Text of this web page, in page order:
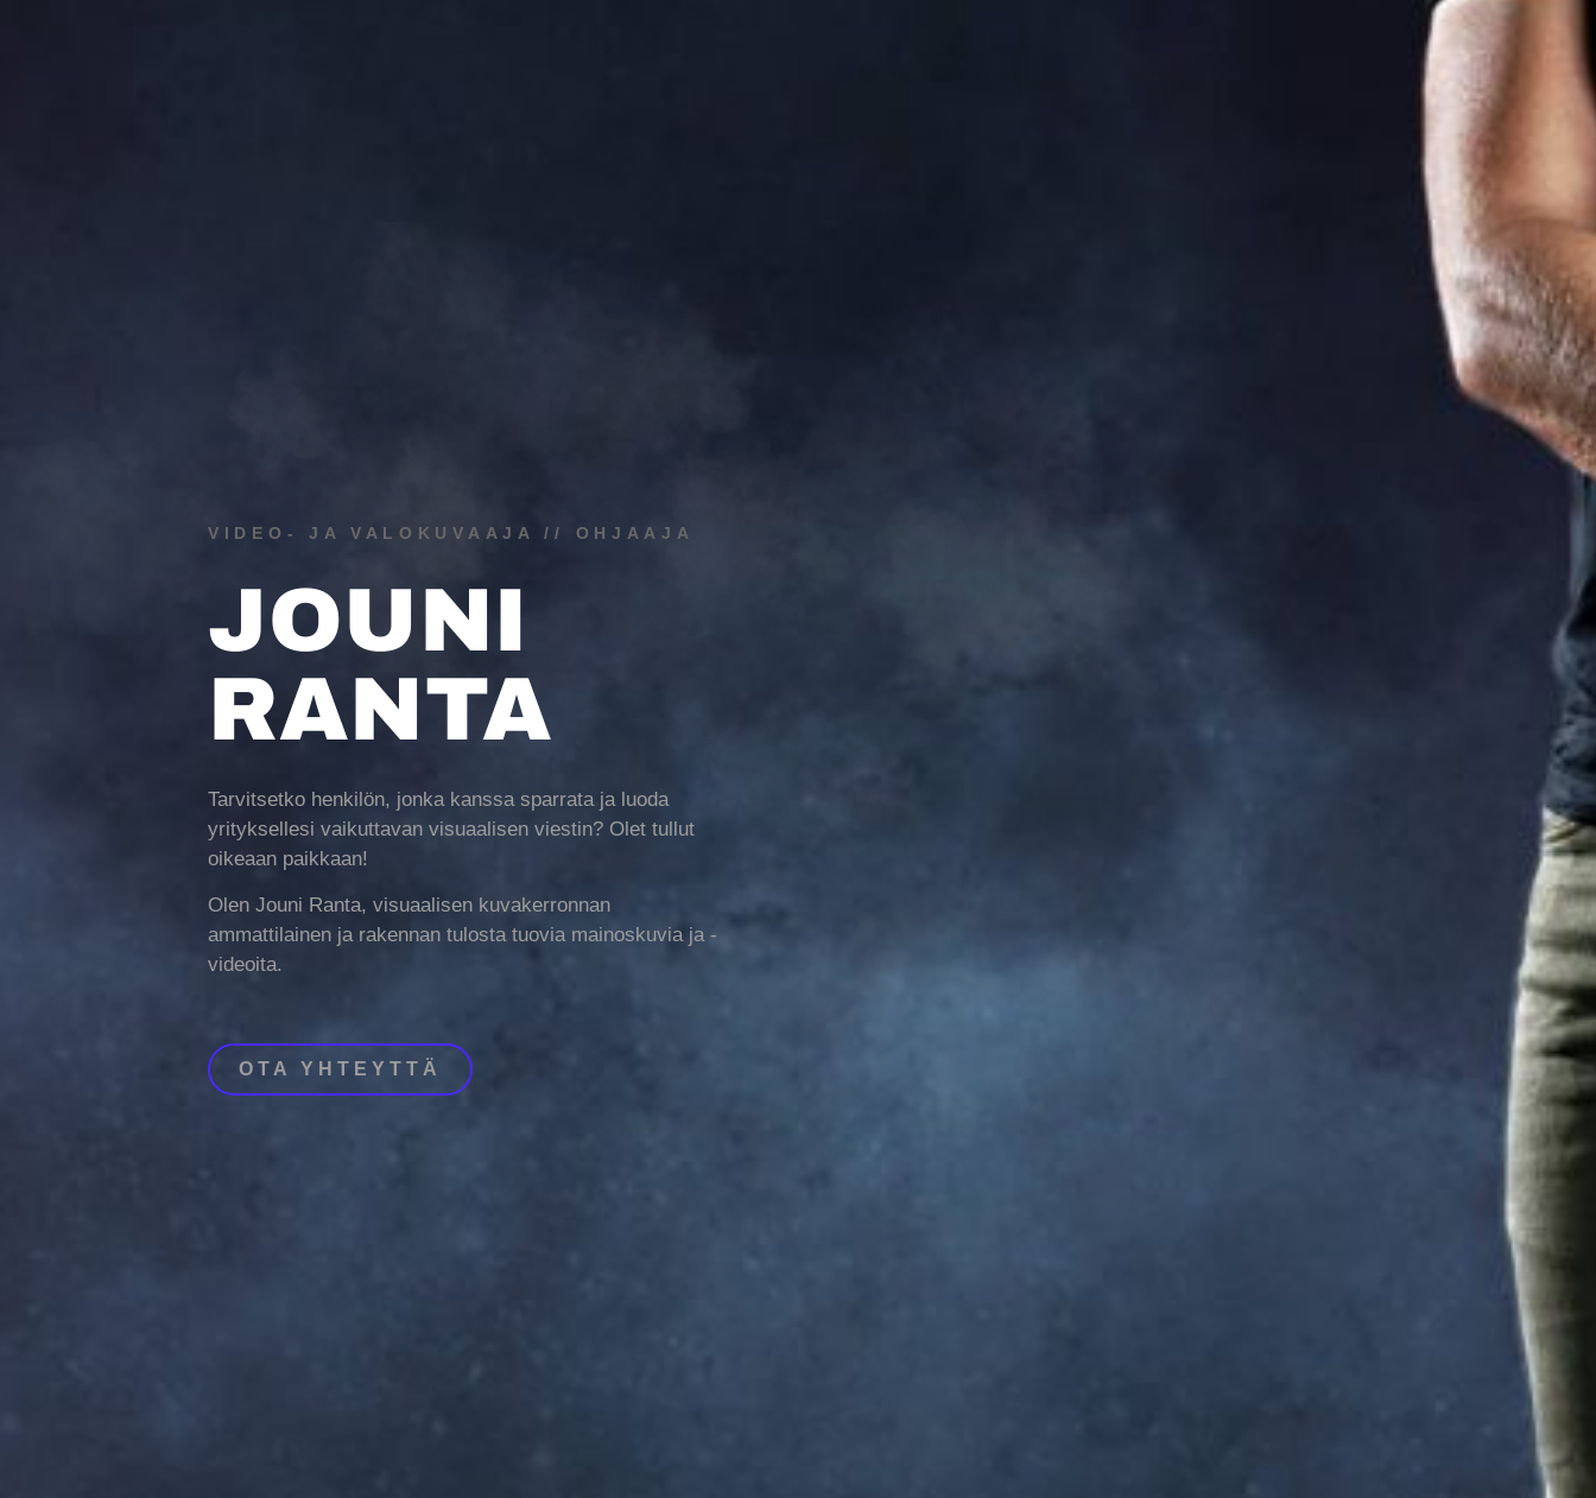
VIDEO- JA VALOKUVAAJA // OHJAAJA
JOUNI
RANTA
Tarvitsetko henkilön, jonka kanssa sparrata ja luoda
yrityksellesi vaikuttavan visuaalisen viestin? Olet tullut
oikeaan paikkaan!
Olen Jouni Ranta, visuaalisen kuvakerronnan
ammattilainen ja rakennan tulosta tuovia mainoskuvia ja -
videoita.
OTA YHTEYTTÄ